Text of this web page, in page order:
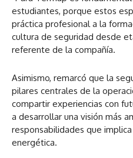
estudiantes, porque estos
práctica profesional a la
cultura de seguridad desde
referente de la compañía.
Asimismo, remarcó que la
pilares centrales de la
compartir experiencias con
a desarrollar una visión más
responsabilidades que
energética.